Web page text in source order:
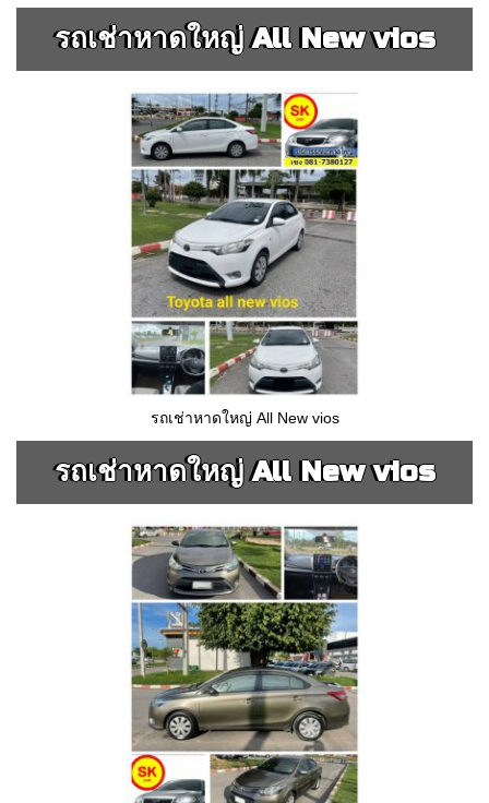
รถเช่าหาดใหญ่ All New vios
รถเช่าหาดใหญ่ All New vios
รถเช่าหาดใหญ่ All New vios